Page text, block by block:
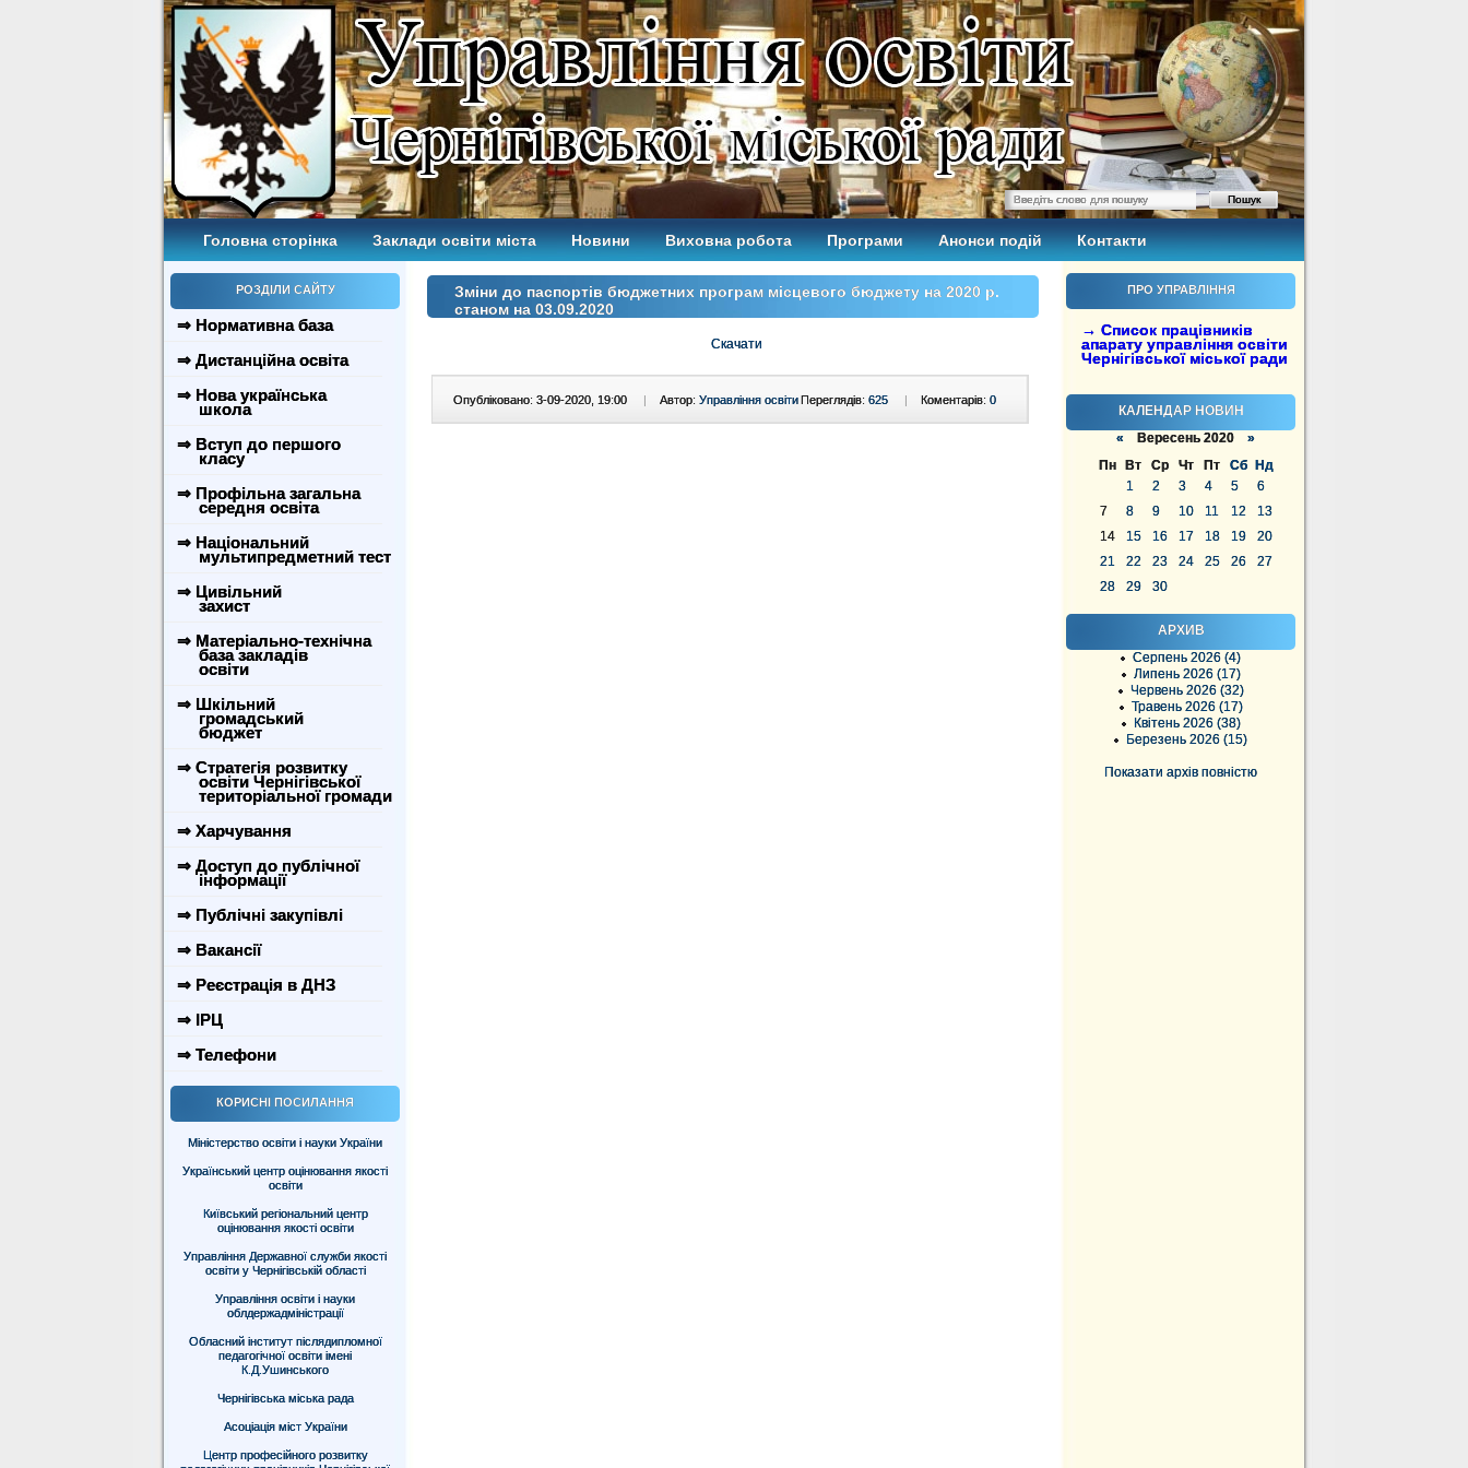
Головна сторінка Заклади освіти міста Новини Виховна робота Програми Анонси подій Контакти
РОЗДІЛИ САЙТУ
⇒ Нормативна база
⇒ Дистанційна освіта
⇒ Нова українська
школа
⇒ Вступ до першого
класу
⇒ Профільна загальна
середня освіта
⇒ Національний
мультипредметний тест
⇒ Цивільний
захист
⇒ Матеріально-технічна
база закладів
освіти
⇒ Шкільний
громадський
бюджет
⇒ Стратегія розвитку
освіти Чернігівської
територіальної громади
⇒ Харчування
⇒ Доступ до публічної
інформації
⇒ Публічні закупівлі
⇒ Вакансії
⇒ Реєстрація в ДНЗ
⇒ ІРЦ
⇒ Телефони
КОРИСНІ ПОСИЛАННЯ
Міністерство освіти і науки України
Український центр оцінювання якості
освіти
Київський регіональний центр
оцінювання якості освіти
Управління Державної служби якості
освіти у Чернігівській області
Управління освіти і науки
облдержадміністрації
Обласний інститут післядипломної
педагогічної освіти імені
К.Д.Ушинського
Чернігівська міська рада
Асоціація міст України
Центр професійного розвитку
ПРО УПРАВЛІННЯ
→ Список працівників
апарату управління освіти
Чернігівської міської ради
КАЛЕНДАР НОВИН
« Вересень 2020 »
Пн
Вт Ср Чт Пт Сб
Нд
1
2 3 4 5
6
7
8 9 10 11 12
13
14
15 16 17 18 19
20
21
22 23 24 25 26
27
28
29 30
АРХИВ
Серпень 2026 (4)
Липень 2026 (17)
Червень 2026 (32)
Травень 2026 (17)
Квітень 2026 (38)
Березень 2026 (15)
Показати архів повністю
Зміни до паспортів бюджетних програм місцевого бюджету на 2020 р.
станом на 03.09.2020
Скачати
Опубліковано: 3-09-2020, 19:00 | Автор: Управління освіти Коментарів: 0
Переглядів: 625 |